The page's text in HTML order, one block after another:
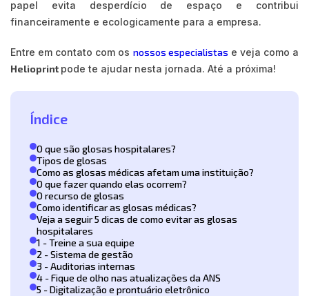
papel evita desperdício de espaço e contribui
financeiramente e ecologicamente para a empresa.
Entre em contato com os nossos especialistas e veja como a
Helioprint pode te ajudar nesta jornada. Até a próxima!
Índice
O que são glosas hospitalares?
Tipos de glosas
Como as glosas médicas afetam uma instituição?
O que fazer quando elas ocorrem?
O recurso de glosas
Como identificar as glosas médicas?
Veja a seguir 5 dicas de como evitar as glosas
hospitalares
1 - Treine a sua equipe
2 - Sistema de gestão
3 - Auditorias internas
4 - Fique de olho nas atualizações da ANS
5 - Digitalização e prontuário eletrônico